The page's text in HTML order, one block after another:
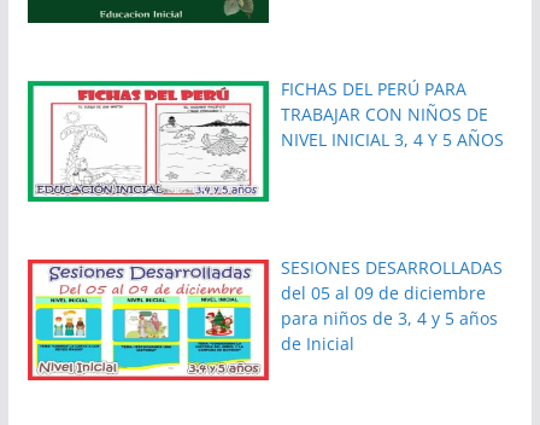
FICHAS DEL PERÚ PARA
TRABAJAR CON NIÑOS DE
NIVEL INICIAL 3, 4 Y 5 AÑOS
SESIONES DESARROLLADAS
del 05 al 09 de diciembre
para niños de 3, 4 y 5 años
de Inicial